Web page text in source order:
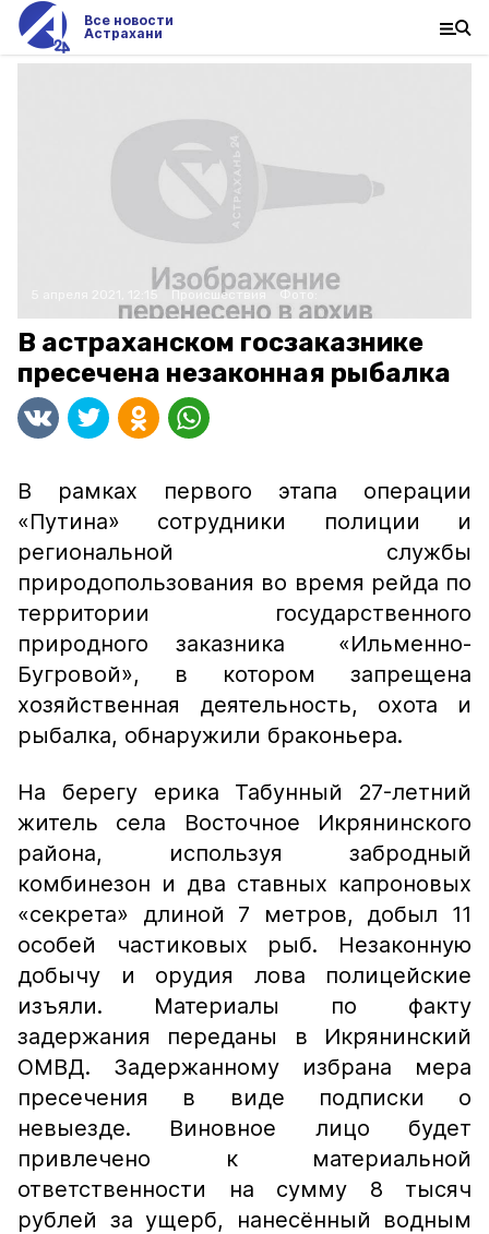
Все новости
Астрахани
5 апреля 2021, 12:15 Происшествия Фото:
В астраханском госзаказнике
пресечена незаконная рыбалка
В рамках первого этапа операции
«Путина» сотрудники полиции и
региональной службы
природопользования во время рейда по
территории государственного
природного заказника «Ильменно-
Бугровой», в котором запрещена
хозяйственная деятельность, охота и
рыбалка, обнаружили браконьера.
На берегу ерика Табунный 27-летний
житель села Восточное Икрянинского
района, используя забродный
комбинезон и два ставных капроновых
«секрета» длиной 7 метров, добыл 11
особей частиковых рыб. Незаконную
добычу и орудия лова полицейские
изъяли. Материалы по факту
задержания переданы в Икрянинский
ОМВД. Задержанному избрана мера
пресечения в виде подписки о
невыезде. Виновное лицо будет
привлечено к материальной
ответственности на сумму 8 тысяч
рублей за ущерб, нанесённый водным